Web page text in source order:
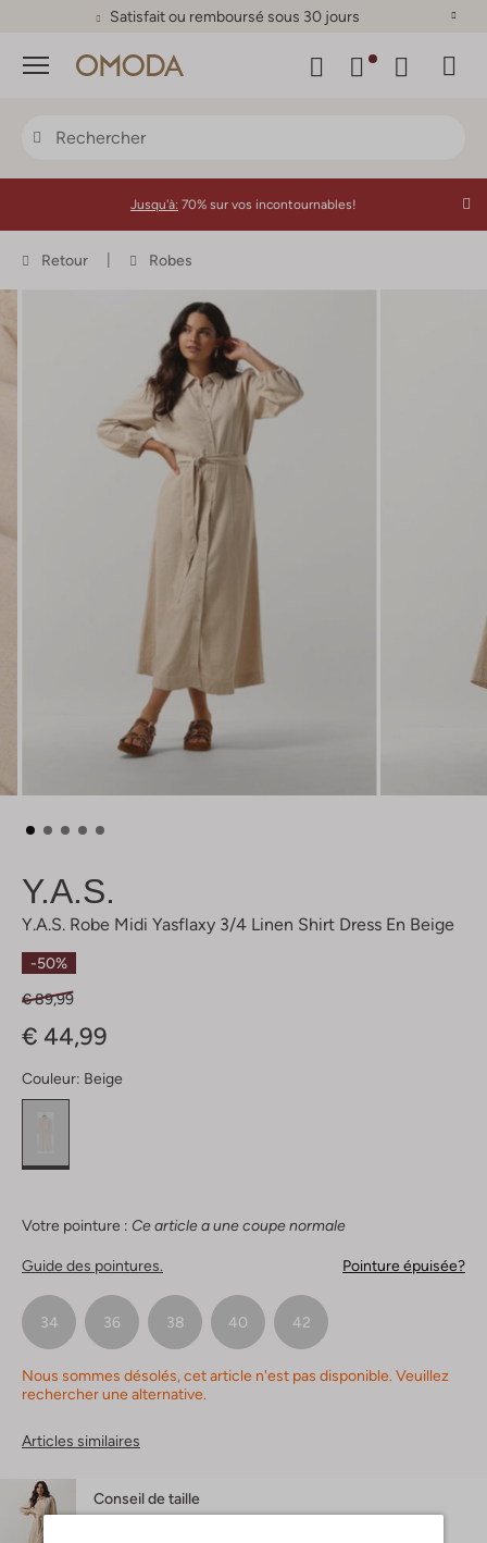
Satisfait ou remboursé sous 30 jours
Menu
Jusqu'à: 70% sur vos incontournables!
Retour Robes
Y.a.s.
Y.a.s. Robe Midi Yasflaxy 3/4 Linen Shirt Dress En Beige
-50%
€ 89,99
€ 44,99
Couleur: Beige
Votre pointure : Ce article a une coupe normale
Guide des pointures. Pointure épuisée?
34 36 38 40 42
Nous sommes désolés, cet article n'est pas disponible. Veuillez
rechercher une alternative.
Articles similaires
Conseil de taille